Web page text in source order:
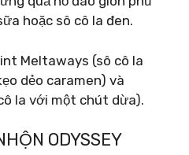
hoặc sô cô la đen.
Meltaways (sô cô la
dẻo caramen) và
la với một chút dừa).
ODYSSEY